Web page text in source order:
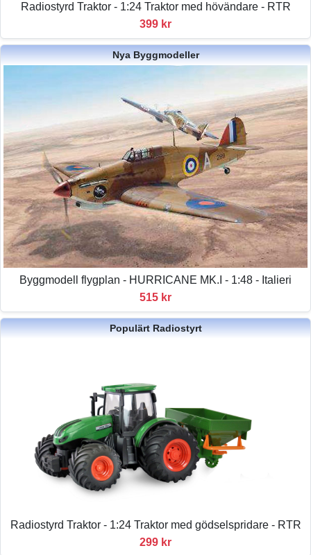
Radiostyrd Traktor - 1:24 Traktor med hövändare - RTR
399 kr
Nya Byggmodeller
Byggmodell flygplan - HURRICANE MK.I - 1:48 - Italieri
515 kr
Populärt Radiostyrt
Radiostyrd Traktor - 1:24 Traktor med gödselspridare - RTR
299 kr